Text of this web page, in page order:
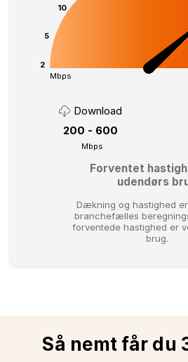
2
5
10
Mbps
Download
200 - 600
Mbps
Forventet
udendørs
Dækning og hastighed
branchefælles
forventede hastighed er
brug.
Så nemt får du